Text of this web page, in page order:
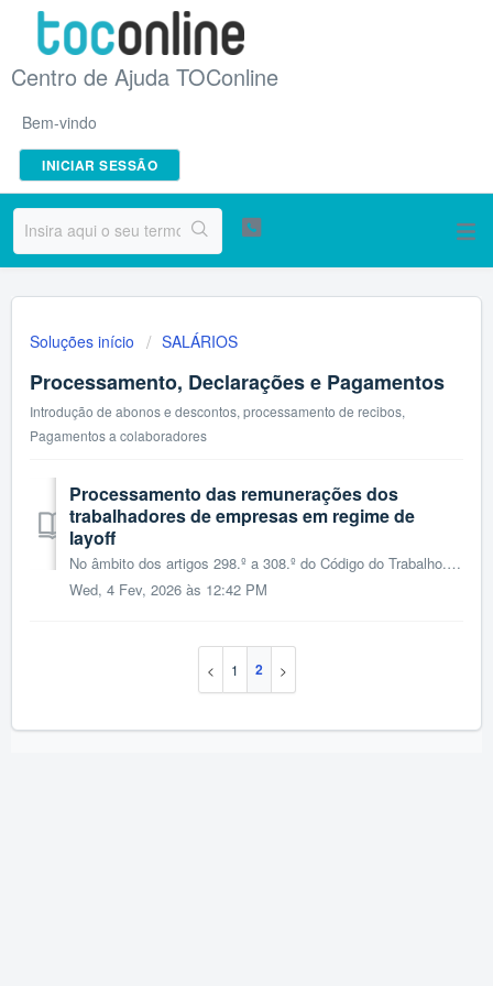
Centro de Ajuda TOConline
Bem-vindo
INICIAR SESSÃO
Soluções início SALÁRIOS
Processamento, Declarações e Pagamentos
Introdução de abonos e descontos, processamento de recibos,
Pagamentos a colaboradores
Processamento das remunerações dos
trabalhadores de empresas em regime de
layoff
No âmbito dos artigos 298.º a 308.º do Código do Trabalho. Por Layoff entende-se uma redução temporária dos períodos normais de trabalho ou suspensão do...
Wed, 4 Fev, 2026 às 12:42 PM
1 2